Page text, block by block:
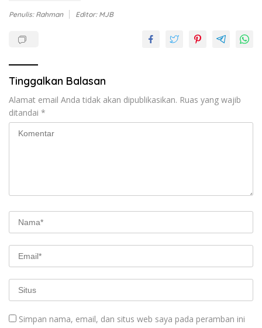
Penulis: Rahman Editor: MJB
Tinggalkan Balasan
Alamat email Anda tidak akan dipublikasikan. Ruas yang wajib
ditandai *
Simpan nama, email, dan situs web saya pada peramban ini